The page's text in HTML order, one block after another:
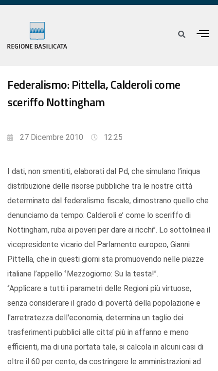
Federalismo: Pittella, Calderoli come
sceriffo Nottingham
27 Dicembre 2010 12:25
I dati, non smentiti, elaborati dal Pd, che simulano l’iniqua
distribuzione delle risorse pubbliche tra le nostre città
determinato dal federalismo fiscale, dimostrano quello che
denunciamo da tempo: Calderoli e’ come lo sceriffo di
Nottingham, ruba ai poveri per dare ai ricchi’’. Lo sottolinea il
vicepresidente vicario del Parlamento europeo, Gianni
Pittella, che in questi giorni sta promuovendo nelle piazze
italiane l’appello ‘’Mezzogiorno: Su la testa!’’.
‘’Applicare a tutti i parametri delle Regioni più virtuose,
senza considerare il grado di povertà della popolazione e
l'arretratezza dell'economia, determina un taglio dei
trasferimenti pubblici alle citta’ più in affanno e meno
efficienti, ma di una portata tale, si calcola in alcuni casi di
oltre il 60 per cento, da costringere le amministrazioni ad